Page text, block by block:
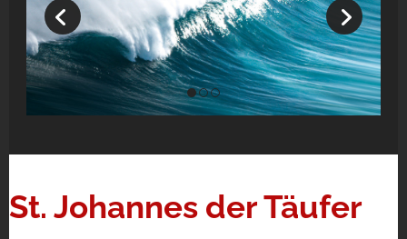
St. Johannes der Täufer